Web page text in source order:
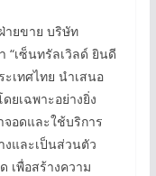
ายขาย บริษัท
“เซ็นทรัลเวิลด์ ยินดี
ะเทศไทย นำเสนอ
ยเฉพาะอย่างยิ่ง
จอดและใช้บริการ
งและเป็นส่วนตัว
เพื่อสร้างความ